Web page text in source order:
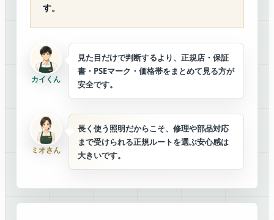
す。
カイくん
見た目だけで判断するより、正規店・保証
書・PSEマーク・価格帯をまとめて見る方が
安全です。
ミオさん
長く使う照明だからこそ、修理や部品対応
まで受けられる正規ルートを選ぶ安心感は
大きいです。